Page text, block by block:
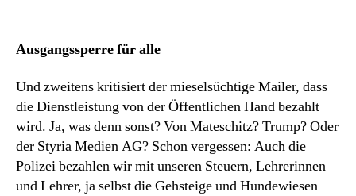
Ausgangssperre für alle
Und zweitens kritisiert der mieselsüchtige Mailer, dass
die Dienstleistung von der Öffentlichen Hand bezahlt
wird. Ja, was denn sonst? Von Mateschitz? Trump? Oder
der Styria Medien AG? Schon vergessen: Auch die
Polizei bezahlen wir mit unseren Steuern, Lehrerinnen
und Lehrer, ja selbst die Gehsteige und Hundewiesen